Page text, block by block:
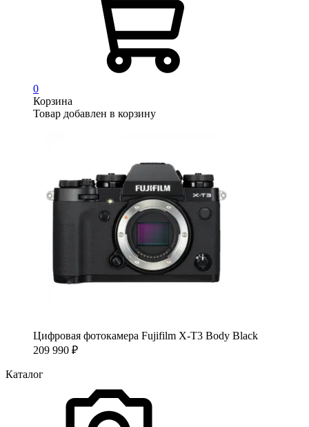
0
Корзина
Товар добавлен в корзину
Цифровая фотокамера Fujifilm X-T3 Body Black
209 990 ₽
Каталог